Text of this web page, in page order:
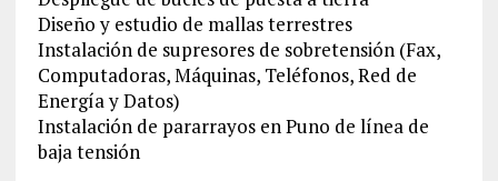
Diseño y estudio de mallas terrestres
Instalación de supresores de sobretensión (Fax,
Computadoras, Máquinas, Teléfonos, Red de
Energía y Datos)
Instalación de pararrayos en Puno de línea de
baja tensión